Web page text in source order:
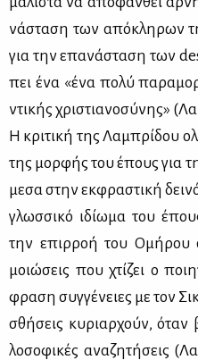
νά­στα­ση των από­κλη­ρων
για την επα­νά­στα­ση των
πει ένα «ένα πο­λύ
ντι­κής χρι­στια­νο­σύ­νης»
Η κρι­τι­κή της Λα­μπρί­δου
της μορ­φής του έπους για
με­σα στην εκ­φρα­στι­κή
γλωσ­σι­κό ιδί­ω­μα του
την επιρ­ροή του Ομή­ρου
μοιώ­σεις που χτί­ζει ο
φρα­ση συγ­γέ­νειες με τον
σθή­σεις κυ­ριαρ­χούν,
λο­σο­φι­κές ανα­ζη­τή­σεις